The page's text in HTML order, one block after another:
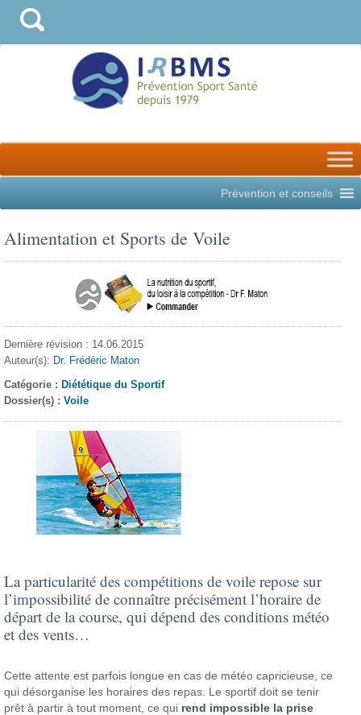
Prévention et conseils
Alimentation et Sports de Voile
Dernière révision : 14.06.2015
Auteur(s): Dr. Frédéric Maton
Catégorie : Diététique du Sportif
Dossier(s) :Voile
La particularité des compétitions de voile repose sur
l’impossibilité de connaître précisément l’horaire de
départ de la course, qui dépend des conditions météo
et des vents…
Cette attente est parfois longue en cas de météo capricieuse, ce
qui désorganise les horaires des repas. Le sportif doit se tenir
prêt à partir à tout moment, ce qui rend impossible la prise